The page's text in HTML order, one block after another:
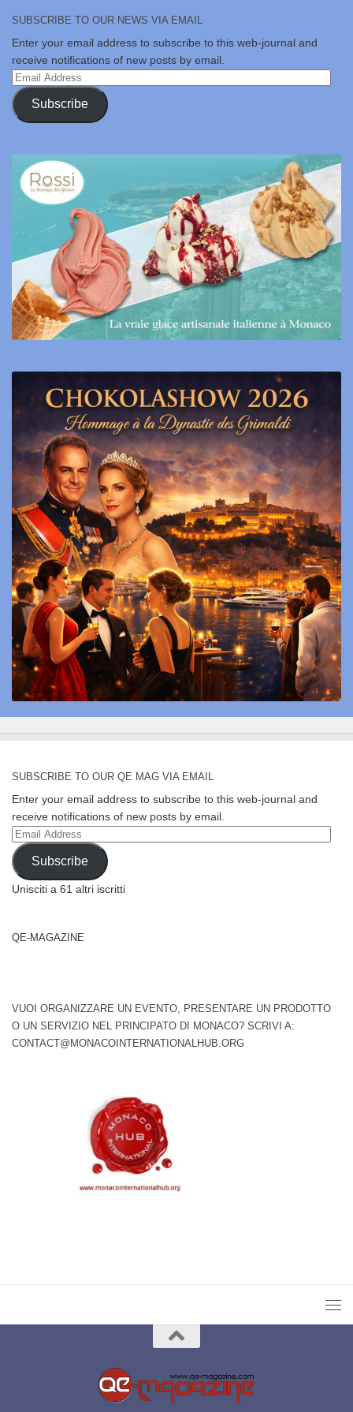
SUBSCRIBE TO OUR NEWS VIA EMAIL
Enter your email address to subscribe to this web-journal and
receive notifications of new posts by email.
Email
Address
Subscribe
SUBSCRIBE TO OUR QE MAG VIA EMAIL
Enter your email address to subscribe to this web-journal and
receive notifications of new posts by email.
Email
Address
Subscribe
Unisciti a 61 altri iscritti
QE-MAGAZINE
VUOI ORGANIZZARE UN EVENTO, PRESENTARE UN PRODOTTO
O UN SERVIZIO NEL PRINCIPATO DI MONACO? SCRIVI A:
CONTACT@MONACOINTERNATIONALHUB.ORG